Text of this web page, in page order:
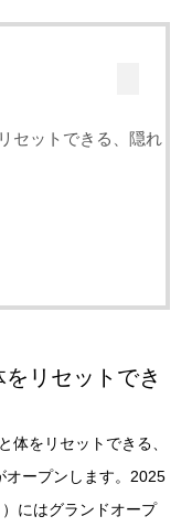
セットできる、隠れ
リセットでき
体をリセットできる、
オープンします。2025
にはグランドオープ